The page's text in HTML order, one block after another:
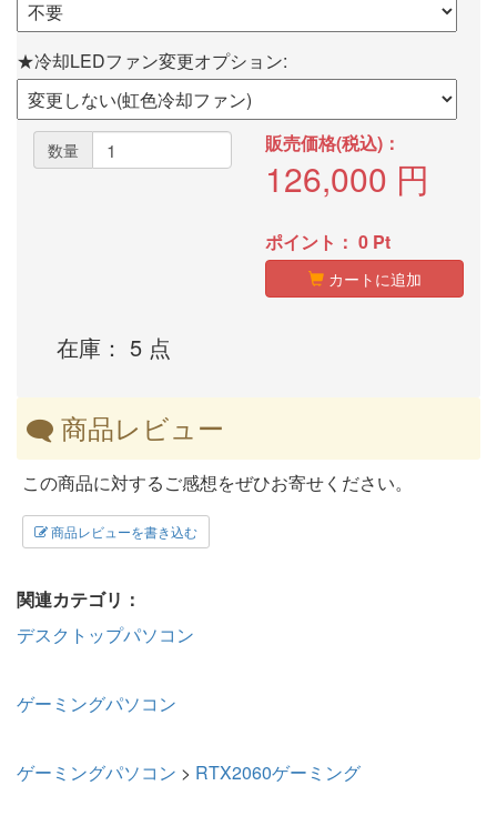
★冷却LEDファン変更オプション:
数量
在庫： 5 点
販売価格(税込)：
126,000 円
ポイント： 0 Pt
カートに追加
商品レビュー
この商品に対するご感想をぜひお寄せください。
商品レビューを書き込む
関連カテゴリ：
デスクトップパソコン
ゲーミングパソコン
ゲーミングパソコン > RTX2060ゲーミング